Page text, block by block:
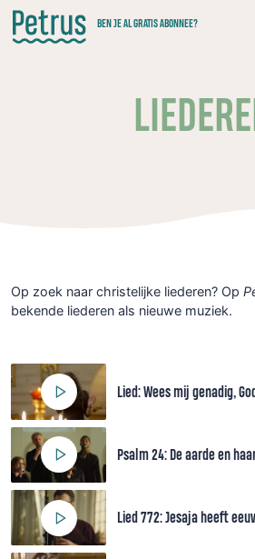
Doorgaan
naar
hoofdinhoud
BEN JE AL GRATIS ABONNEE?
Op zoek naar christelijke liederen? Op
bekende liederen als nieuwe muziek.
Lied: Wees mij genadig,
Psalm 24: De aarde en
Lied 772: Jesaja heeft